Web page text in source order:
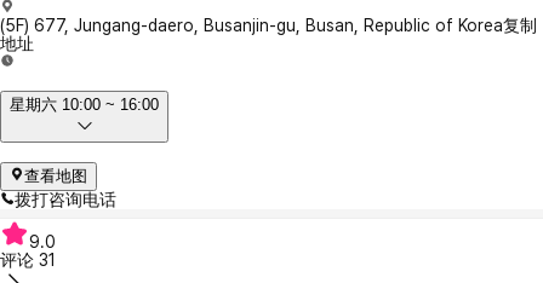
(5F) 677, Jungang-daero, Busanjin-gu, Busan, Republic of Korea复制
地址
星期六 10:00 ~ 16:00
查看地图
拨打咨询电话
9.0
评论 31